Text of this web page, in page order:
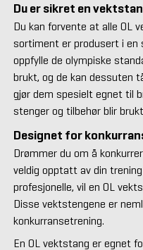
Du er sikret en
Du kan forvente at alle OL
sortiment er produsert i en
oppfylle de olympiske
brukt, og de kan dessuten
gjør dem spesielt egnet til
stenger og tilbehør blir
Designet for
Drømmer du om å
veldig opptatt av din
profesjonelle, vil en OL
Disse vektstengene er
konkurransetrening.
En OL vektstang er egnet